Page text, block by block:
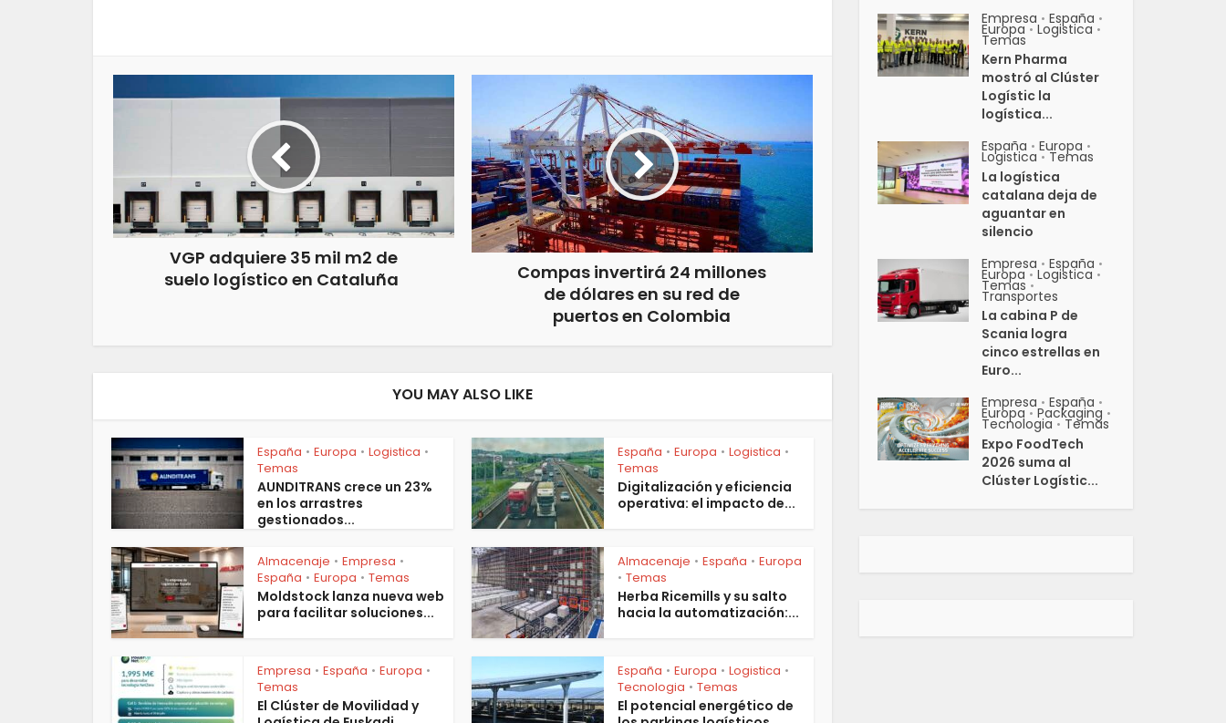
VGP adquiere 35 mil m2 de
suelo logístico en Cataluña
Compas invertirá 24 millones
de dólares en su red de
puertos en Colombia
YOU MAY ALSO LIKE
España • Europa • Logistica •
Temas
AUNDITRANS crece un 23%
en los arrastres
gestionados...
España • Europa • Logistica •
Temas
Digitalización y eficiencia
operativa: el impacto de...
Almacenaje • Empresa •
España • Europa • Temas
Moldstock lanza nueva web
para facilitar soluciones...
Almacenaje • España • Europa
• Temas
Herba Ricemills y su salto
hacia la automatización:...
Empresa • España • Europa •
Temas
El Clúster de Movilidad y
España • Europa • Logistica •
Tecnologia • Temas
El potencial energético de
Empresa • España •
Europa • Logistica •
Temas
Kern Pharma
mostró al Clúster
Logístic la
logística...
España • Europa •
Logistica • Temas
La logística
catalana deja de
aguantar en
silencio
Empresa • España •
Europa • Logistica •
Temas •
Transportes
La cabina P de
Scania logra
cinco estrellas en
Euro...
Empresa • España •
Europa • Packaging •
Tecnologia • Temas
Expo FoodTech
2026 suma al
Clúster Logístic...